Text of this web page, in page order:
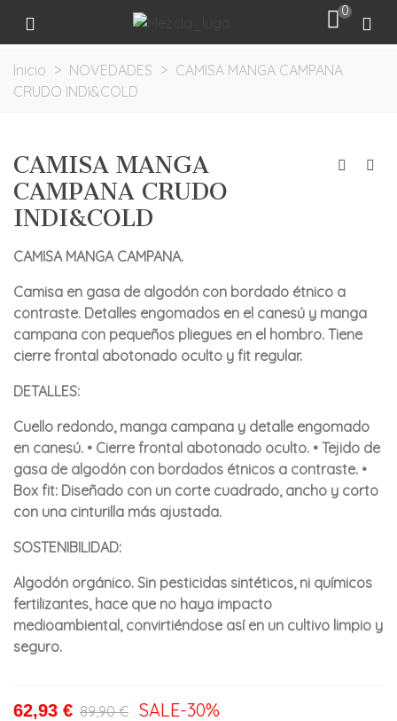
0
Inicio > NOVEDADES > CAMISA MANGA CAMPANA
CRUDO INDI&COLD
CAMISA MANGA
CAMPANA CRUDO
INDI&COLD
CAMISA MANGA CAMPANA.
Camisa en gasa de algodón con bordado étnico a
contraste. Detalles engomados en el canesú y manga
campana con pequeños pliegues en el hombro. Tiene
cierre frontal abotonado oculto y fit regular.
DETALLES:
Cuello redondo, manga campana y detalle engomado
en canesú. • Cierre frontal abotonado oculto. • Tejido de
gasa de algodón con bordados étnicos a contraste. •
Box fit: Diseñado con un corte cuadrado, ancho y corto
con una cinturilla más ajustada.
SOSTENIBILIDAD:
Algodón orgánico. Sin pesticidas sintéticos, ni químicos
fertilizantes, hace que no haya impacto
medioambiental, convirtiéndose así en un cultivo limpio y
seguro.
62,93 € 89,90 € SALE-30%